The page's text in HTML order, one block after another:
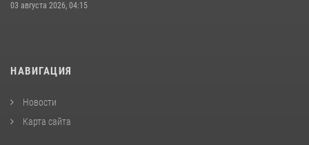
03 августа 2026, 04:15
НАВИГАЦИЯ
Новости
Карта сайта